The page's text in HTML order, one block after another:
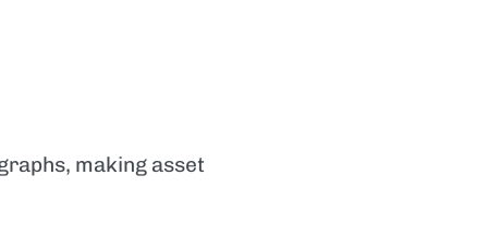
making asset